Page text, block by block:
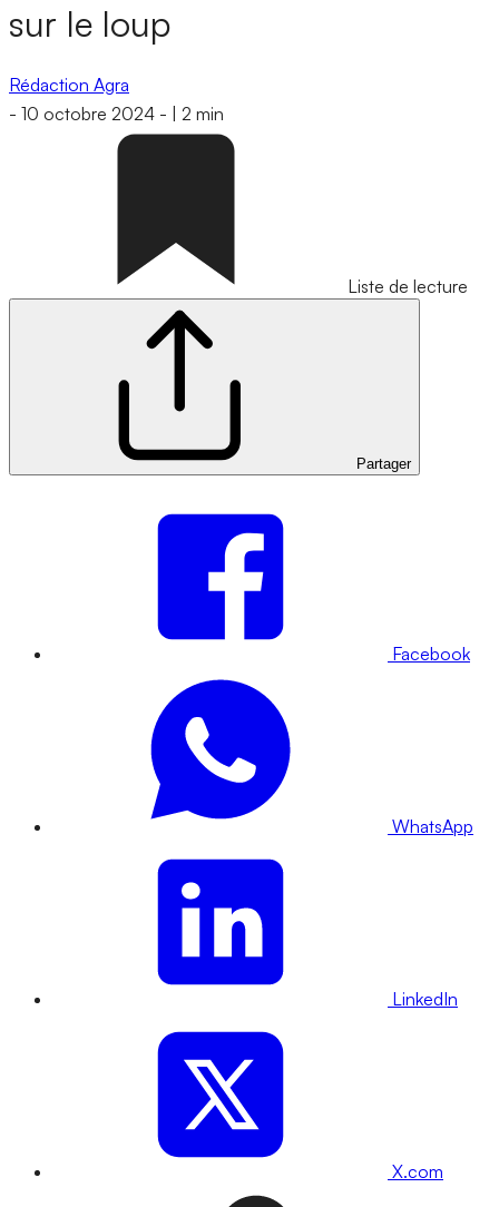
sur le loup
Rédaction Agra
- 10 octobre 2024 - 2 min
Liste de lecture
Partager
Facebook
WhatsApp
LinkedIn
X.com